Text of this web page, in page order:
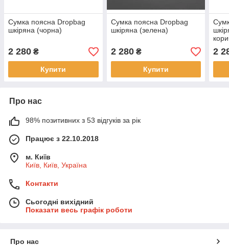
Сумка поясна Dropbag
шкіряна (чорна)
2 280 ₴
Купити
Сумка поясна Dropbag
шкіряна (зелена)
2 280₴
Купити
2
Про нас
98% позитивних з 53 відгуків за рік
Працює з 22.10.2018
м. Київ
Київ, Київ, Україна
Контакти
Сьогодні вихідний
Показати весь графік роботи
Про нас